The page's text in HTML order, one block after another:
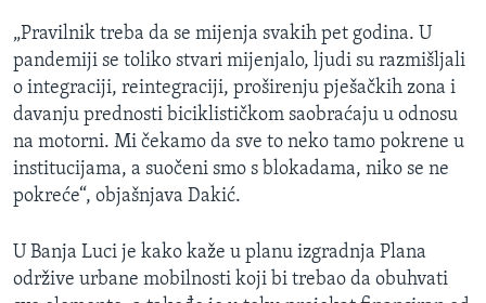
„Pravilnik treba da se mijenja svakih pet godina. U
pandemiji se toliko stvari mijenjalo, ljudi su razmišljali
o integraciji, reintegraciji, proširenju pješačkih zona i
davanju prednosti biciklističkom saobraćaju u odnosu
na motorni. Mi čekamo da sve to neko tamo pokrene u
institucijama, a suočeni smo s blokadama, niko se ne
pokreće“, objašnjava Dakić.
U Banja Luci je kako kaže u planu izgradnja Plana
održive urbane mobilnosti koji bi trebao da obuhvati